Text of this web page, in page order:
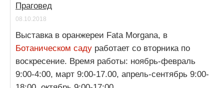
Праговед
08.10.2018
Выставка в оранжереи Fata Morgana, в
Ботаническом саду работает со вторника по
воскресение. Время работы: ноябрь-февраль
9:00-4:00, март 9:00-17.00, апрель-сентябрь 9:00-